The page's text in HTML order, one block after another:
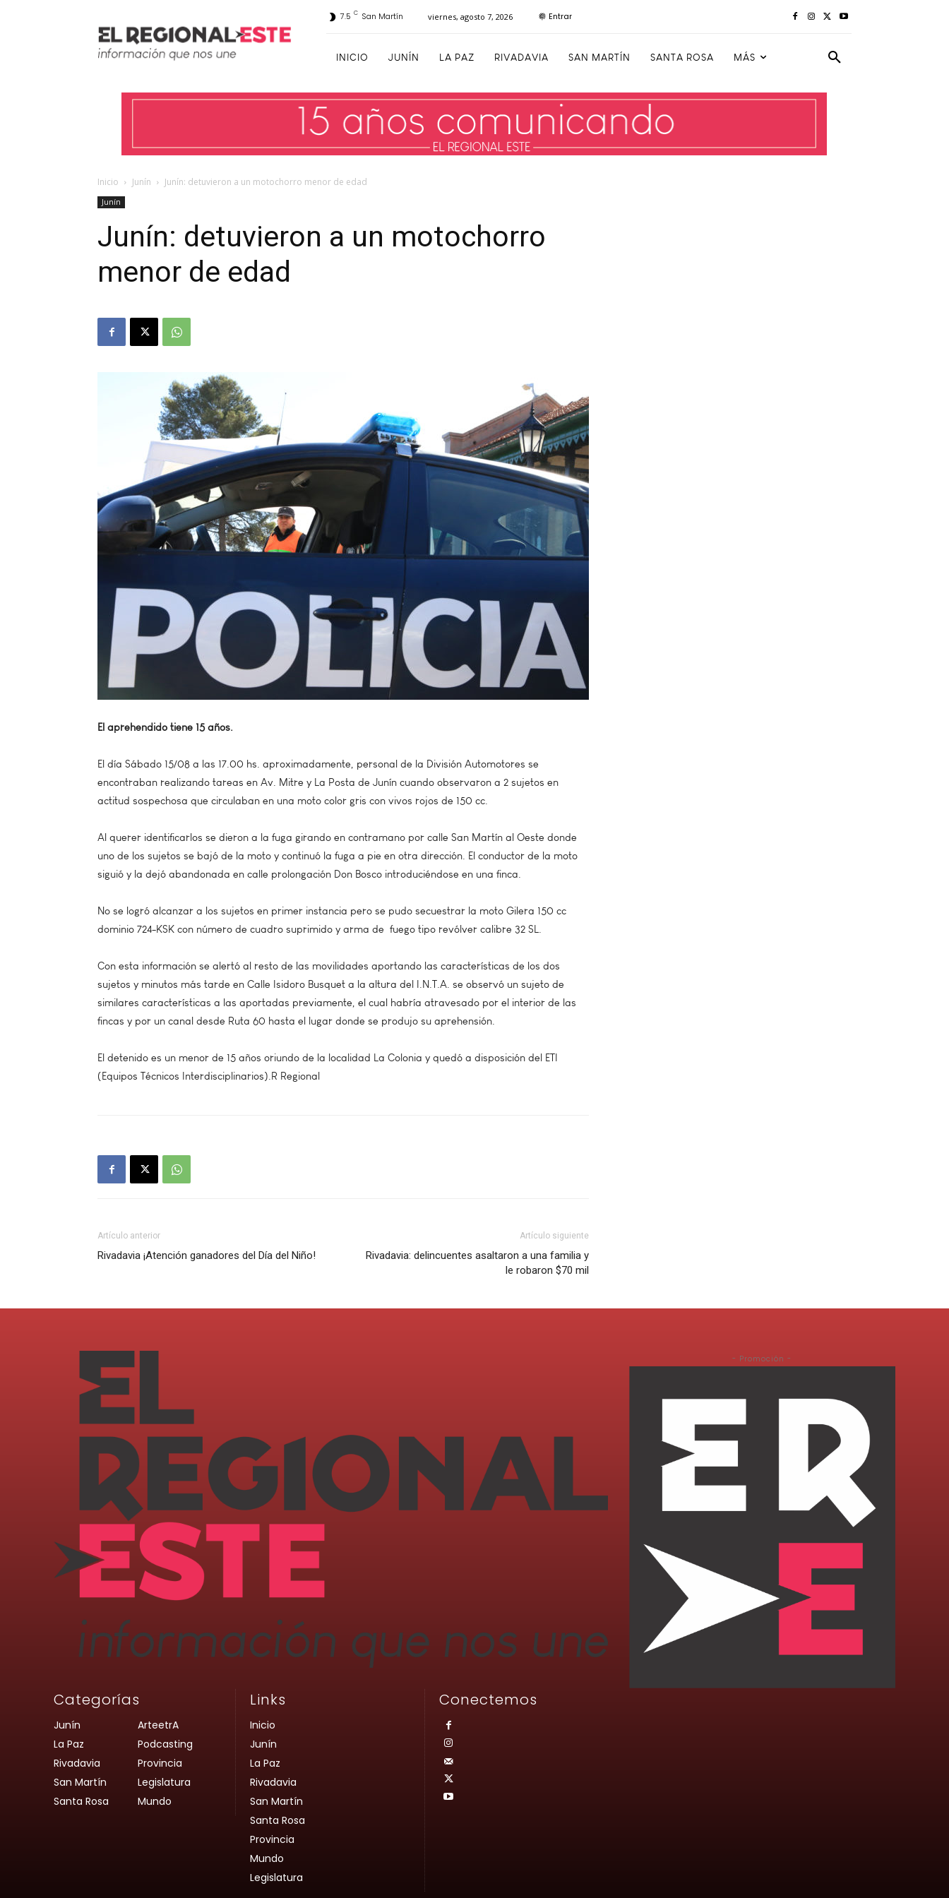
7.5 C San Martín viernes, agosto 7, 2026 Entrar
INICIO JUNÍN LA PAZ RIVADAVIA SAN MARTÍN SANTA ROSA MÁS
Inicio Junín Junín: detuvieron a un motochorro menor de edad
Junín
Junín: detuvieron a un motochorro
menor de edad
El aprehendido tiene 15 años.
El día Sábado 15/08 a las 17.00 hs. aproximadamente, personal de la División Automotores se
encontraban realizando tareas en Av. Mitre y La Posta de Junín cuando observaron a 2 sujetos en
actitud sospechosa que circulaban en una moto color gris con vivos rojos de 150 cc.
Al querer identificarlos se dieron a la fuga girando en contramano por calle San Martín al Oeste donde
uno de los sujetos se bajó de la moto y continuó la fuga a pie en otra dirección. El conductor de la moto
siguió y la dejó abandonada en calle prolongación Don Bosco introduciéndose en una finca.
No se logró alcanzar a los sujetos en primer instancia pero se pudo secuestrar la moto Gilera 150 cc
dominio 724-KSK con número de cuadro suprimido y arma de fuego tipo revólver calibre 32 SL.
Con esta información se alertó al resto de las movilidades aportando las características de los dos
sujetos y minutos más tarde en Calle Isidoro Busquet a la altura del I.N.T.A. se observó un sujeto de
similares características a las aportadas previamente, el cual habría atravesado por el interior de las
fincas y por un canal desde Ruta 60 hasta el lugar donde se produjo su aprehensión.
El detenido es un menor de 15 años oriundo de la localidad La Colonia y quedó a disposición del ETI
(Equipos Técnicos Interdisciplinarios).R Regional
Artículo anterior
Rivadavia ¡Atención ganadores del Día del Niño!
Artículo siguiente
Rivadavia: delincuentes asaltaron a una familia y
le robaron $70 mil
Categorías
Junín
La Paz
Rivadavia
San Martín
Santa Rosa
ArteetrA
Podcasting
Provincia
Legislatura
Mundo
Links
Inicio
Junín
La Paz
Rivadavia
San Martín
Santa Rosa
Provincia
Mundo
Legislatura
Conectemos
- Promoción -